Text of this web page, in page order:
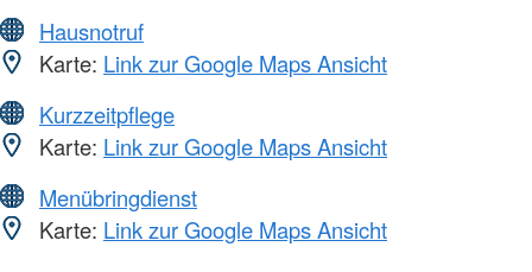
Hausnotruf
Karte: Link zur Google Maps Ansicht
Kurzzeitpflege
Karte: Link zur Google Maps Ansicht
Menübringdienst
Karte: Link zur Google Maps Ansicht